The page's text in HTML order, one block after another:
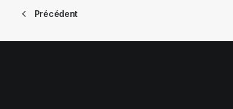
Précédent